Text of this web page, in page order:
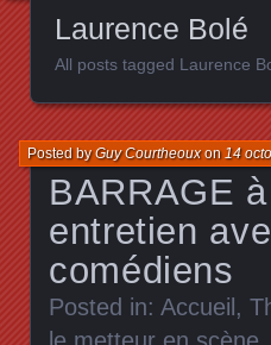
Laurence Bolé
All posts tagged Laurence
BARRAGE
entretien
comédiens
Posted byGuy Courtheouxon 14
Posted in: Accueil,